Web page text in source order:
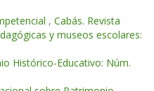
, Cabás. Revista
y museos escolares:
Histórico-Educativo: Núm.